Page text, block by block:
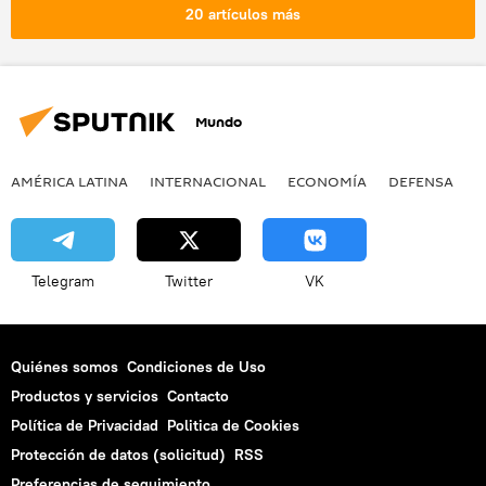
20 artículos más
Mundo
AMÉRICA LATINA INTERNACIONAL ECONOMÍA DEFENSA
Telegram Twitter VK
Quiénes somos Condiciones de Uso
Productos y servicios Contacto
Política de Privacidad Politica de Cookies
Protección de datos (solicitud) RSS